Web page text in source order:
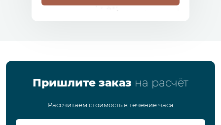
Пришлите заказ на расчёт
Рассчитаем стоимость в течение часа